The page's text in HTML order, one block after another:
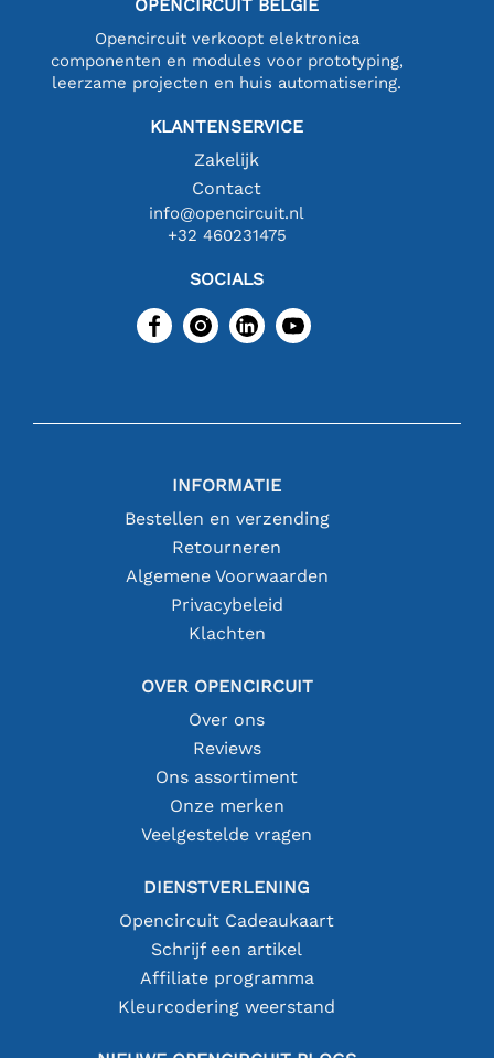
OPENCIRCUIT BELGIË
Opencircuit verkoopt elektronica
componenten en modules voor prototyping,
leerzame projecten en huis automatisering.
KLANTENSERVICE
Zakelijk
Contact
info@opencircuit.nl
+32 460231475
SOCIALS
INFORMATIE
Bestellen en verzending
Retourneren
Algemene Voorwaarden
Privacybeleid
Klachten
OVER OPENCIRCUIT
Over ons
Reviews
Ons assortiment
Onze merken
Veelgestelde vragen
DIENSTVERLENING
Opencircuit Cadeaukaart
Schrijf een artikel
Affiliate programma
Kleurcodering weerstand